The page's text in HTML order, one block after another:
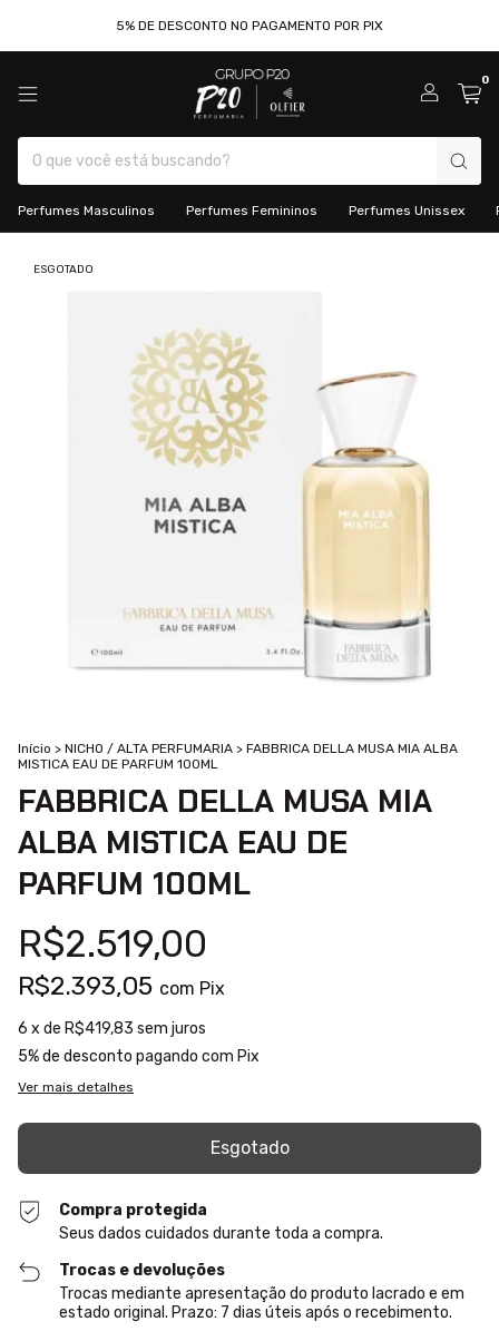
5% DE DESCONTO NO PAGAMENTO POR PIX
0
Perfumes Masculinos Perfumes Femininos Perfumes Unissex
ESGOTADO
Início > NICHO / ALTA PERFUMARIA > FABBRICA DELLA MUSA MIA ALBA
MISTICA EAU DE PARFUM 100ML
FABBRICA DELLA MUSA MIA
ALBA MISTICA EAU DE
PARFUM 100ML
R$2.519,00
R$2.393,05 com Pix
6 x de R$419,83 sem juros
5% de desconto pagando com Pix
Ver mais detalhes
Compra protegida
Seus dados cuidados durante toda a compra.
Trocas e devoluções
Trocas mediante apresentação do produto lacrado e em
estado original. Prazo: 7 dias úteis após o recebimento.